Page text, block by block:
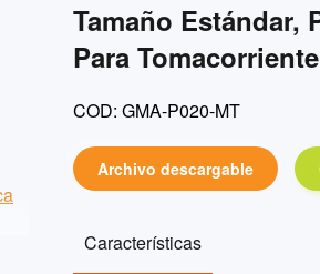
Tamaño Estándar,
Para
COD: GMA-P020-MT
Archivo descargable
Características